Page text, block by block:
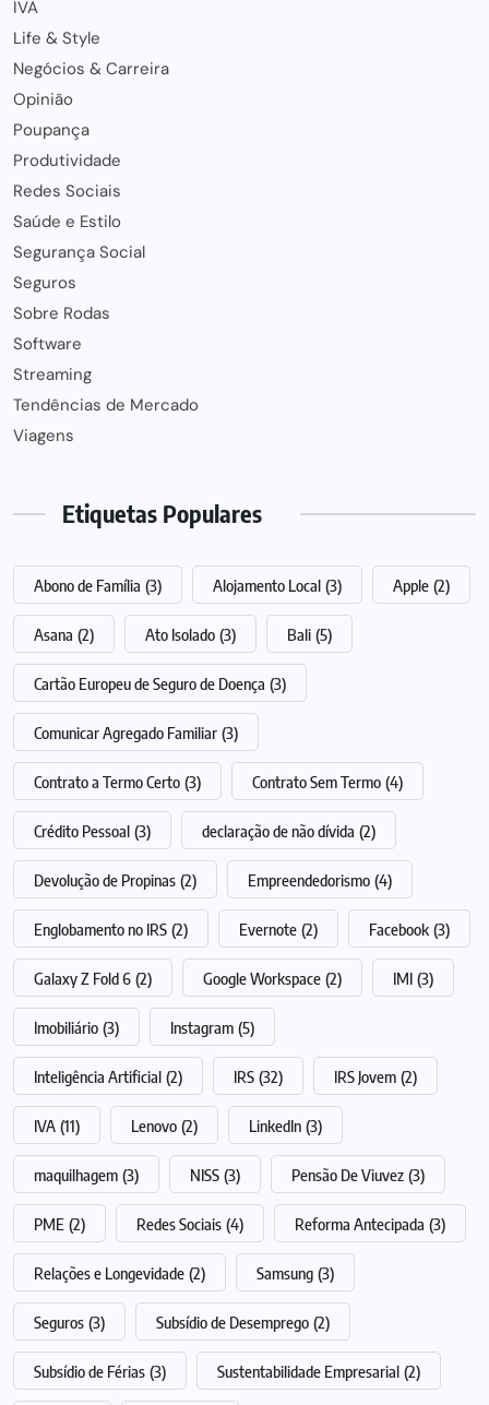
IVA
Life & Style
Negócios & Carreira
Opinião
Poupança
Produtividade
Redes Sociais
Saúde e Estilo
Segurança Social
Seguros
Sobre Rodas
Software
Streaming
Tendências de Mercado
Viagens
Etiquetas Populares
Abono de Família (3) Alojamento Local (3) Apple (2)
Asana (2) Ato Isolado (3) Bali (5)
Cartão Europeu de Seguro de Doença (3)
Comunicar Agregado Familiar (3)
Contrato a Termo Certo (3) Contrato Sem Termo (4)
Crédito Pessoal (3) declaração de não dívida (2)
Devolução de Propinas (2) Empreendedorismo (4)
Englobamento no IRS (2) Evernote (2) Facebook (3)
Galaxy Z Fold 6 (2) Google Workspace (2) IMI (3)
Imobiliário (3) Instagram (5)
Inteligência Artificial (2) IRS (32) IRS Jovem (2)
IVA (11) Lenovo (2) LinkedIn (3)
maquilhagem (3) NISS (3) Pensão De Viuvez (3)
PME (2) Redes Sociais (4) Reforma Antecipada (3)
Relações e Longevidade (2) Samsung (3)
Seguros (3) Subsídio de Desemprego (2)
Subsídio de Férias (3) Sustentabilidade Empresarial (2)